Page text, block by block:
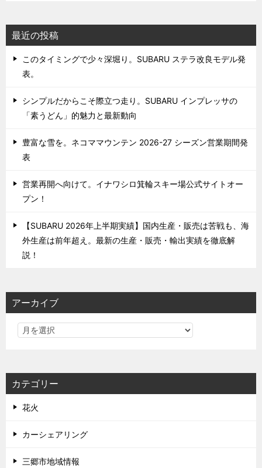
最近の投稿
このタイミングで少々深堀り。SUBARU ステラ改良モデル発
表。
シンプルだからこそ際立つ走り。SUBARU インプレッサの
「素うどん」的魅力と最新動向
豊富な雪を。ネコママウンテン 2026-27 シーズン営業期間発
表
営業再開へ向けて。イナワシロ箕輪スキー場公式サイトオー
プン！
【SUBARU 2026年上半期実績】国内生産・販売は苦戦も、海
外生産は前年超え。最新の生産・販売・輸出実績を徹底解
説！
アーカイブ
カテゴリー
花火
カーシェアリング
三郷市地域情報